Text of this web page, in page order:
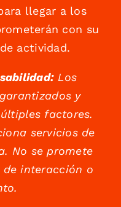
llegar a los
con su
actividad.
Los
y
factores.
servicios de
No se promete
interacción o